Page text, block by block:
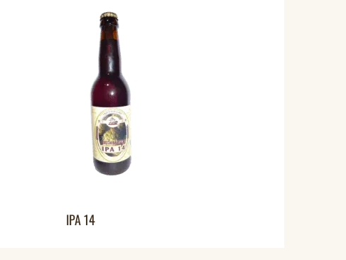
IPA 14